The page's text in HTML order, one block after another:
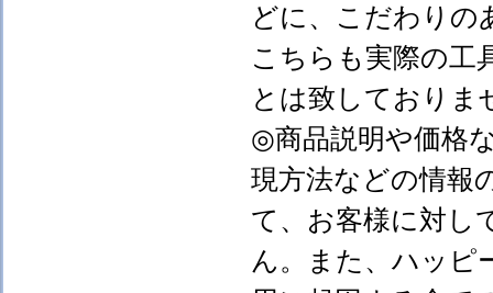
どに、こだわりの
こちらも実際の工
とは致しておりま
◎商品説明や価格
現方法などの情報
て、お客様に対し
ん。また、ハッピ